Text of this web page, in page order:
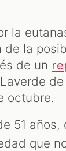
la
de la
de un
octubre.
51
que